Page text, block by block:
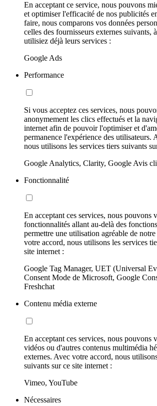
En acceptant ce service, nous pouvons
et optimiser l'efficacité de nos publicités
faire, nous comparons vos données
celles des fournisseurs externes suivants,
utilisiez déjà leurs services :
Google Ads
Performance
Si vous acceptez ces services, nous
anonymement les clics effectués et la
internet afin de pouvoir l'optimiser et
permanence l'expérience des utilisateurs.
nous utilisons les services tiers suivants
Google Analytics, Clarity, Google Avis
Fonctionnalité
En acceptant ces services, nous pouvons
fonctionnalités allant au-delà des
permettre une utilisation agréable de
votre accord, nous utilisons les services
site internet :
Google Tag Manager, UET (Universal
Consent Mode de Microsoft, Google
Freshchat
Contenu média externe
En acceptant ces services, nous pouvons
vidéos ou d'autres contenus multimédia
externes. Avec votre accord, nous
suivants sur ce site internet :
Vimeo, YouTube
Nécessaires